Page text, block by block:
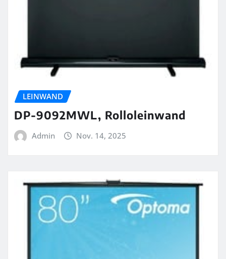
LEINWAND
DP-9092MWL, Rolloleinwand
Admin Nov. 14, 2025